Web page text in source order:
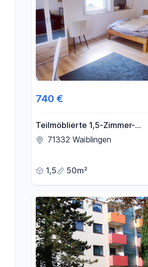
740 €
Teilmöblierte 1,5-Zimmer-
Wohnung mit EBK und PKW-
71332 Waiblingen
1,5 50m²